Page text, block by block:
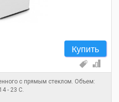
Купить
с прямым стеклом. Объем:
- 23 C.